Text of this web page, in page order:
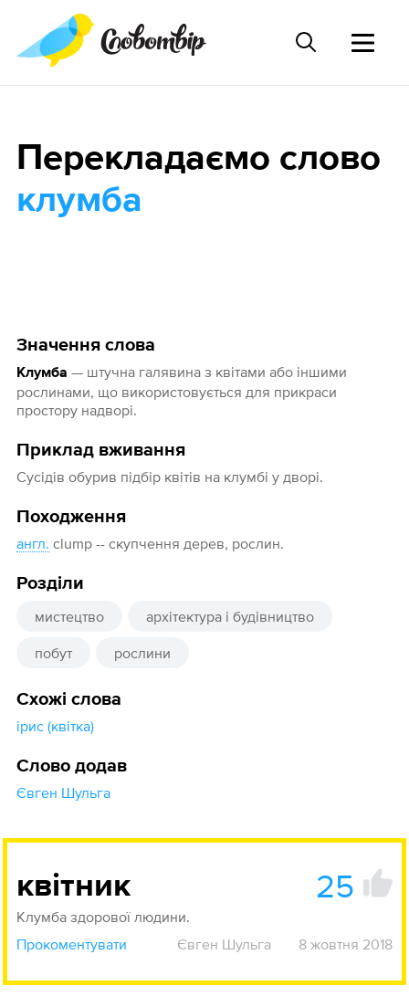
Значення слова
Клумба — штучна галявина з квітами або іншими
рослинами, що використовується для прикраси
простору надворі.
Приклад вживання
Сусідів обурив підбір квітів на клумбі у дворі.
Походження
англ. clump -- скупчення дерев, рослин.
Розділи
мистецтво архітектура і будівництво
побут рослини
Схожі слова
ірис (квітка)
Слово додав
Євген Шульга
Перекладаємо слово
клумба
квітник 25
Клумба здорової людини.
Прокоментувати
Євген Шульга 8 жовтня 2018